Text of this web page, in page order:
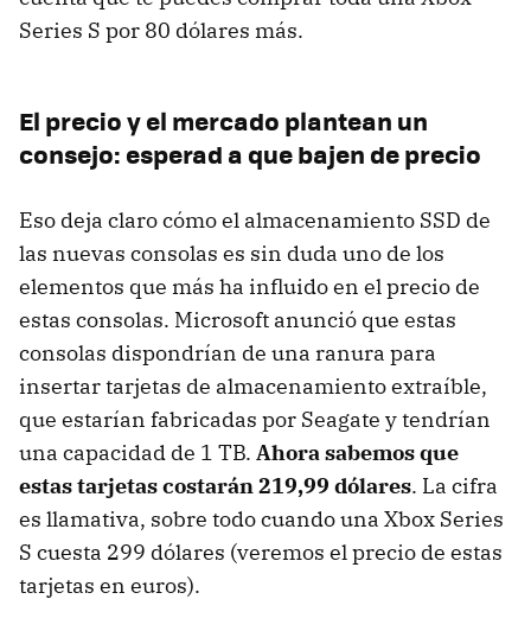
Series S por 80 dólares más.
El precio y el mercado plantean un
consejo: esperad a que bajen de precio
Eso deja claro cómo el almacenamiento SSD de
las nuevas consolas es sin duda uno de los
elementos que más ha influido en el precio de
estas consolas. Microsoft anunció que estas
consolas dispondrían de una ranura para
insertar tarjetas de almacenamiento extraíble,
que estarían fabricadas por Seagate y tendrían
una capacidad de 1 TB. Ahora sabemos que
estas tarjetas costarán 219,99 dólares. La cifra
es llamativa, sobre todo cuando una Xbox Series
S cuesta 299 dólares (veremos el precio de estas
tarjetas en euros).